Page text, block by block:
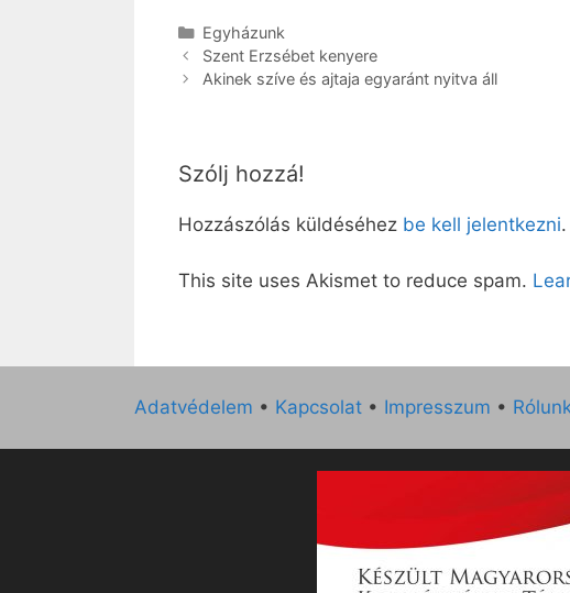
Kategória
Egyházunk
Szent Erzsébet kenyere
Akinek szíve és ajtaja egyaránt nyitva áll
Szólj hozzá!
Hozzászólás küldéséhez be kell jelentkezni.
This site uses Akismet to reduce spam.
Adatvédelem • Kapcsolat • Impresszum •